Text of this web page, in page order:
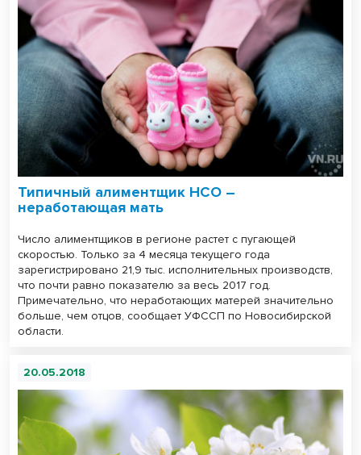
Типичный алиментщик НСО –
неработающая мать
Число алиментщиков в регионе растет с пугающей
скоростью. Только за 4 месяца текущего года
зарегистрировано 21,9 тыс. исполнительных производств,
что почти равно показателю за весь 2017 год.
Примечательно, что неработающих матерей значительно
больше, чем отцов, сообщает УФССП по Новосибирской
области.
20.05.2018